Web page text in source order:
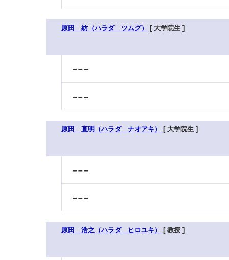
原田 紡（ハラダ ツムグ） [ 大学院生 ]
---
---
原田 直明（ハラダ ナオアキ） [ 大学院生 ]
---
---
原田 浩之（ハラダ ヒロユキ） [ 教授 ]